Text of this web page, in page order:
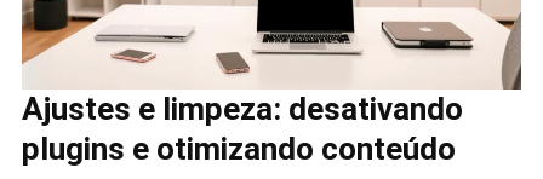
Ajustes e limpeza: desativando
plugins e otimizando conteúdo